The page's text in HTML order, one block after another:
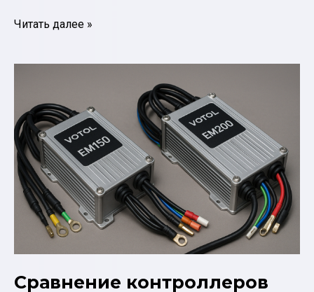
Контроллер
выбрать
для
кастома
Читать далее »
Сравнение контроллеров